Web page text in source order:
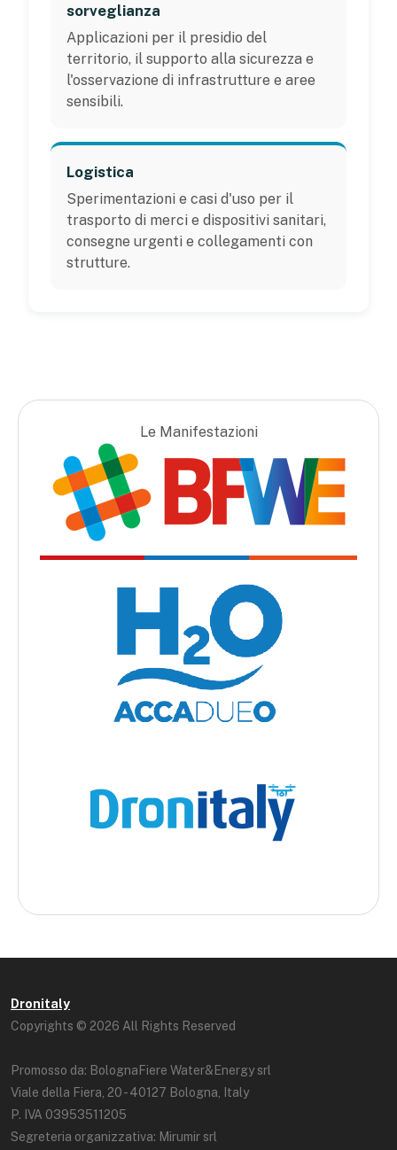
sorveglianza
Applicazioni per il presidio del
territorio, il supporto alla sicurezza e
l'osservazione di infrastrutture e aree
sensibili.
Logistica
Sperimentazioni e casi d'uso per il
trasporto di merci e dispositivi sanitari,
consegne urgenti e collegamenti con
strutture.
Le Manifestazioni
Dronitaly
Copyrights © 2026 All Rights Reserved
Promosso da: BolognaFiere Water&Energy srl
Viale della Fiera, 20 - 40127 Bologna, Italy
P. IVA 03953511205
Segreteria organizzativa: Mirumir srl